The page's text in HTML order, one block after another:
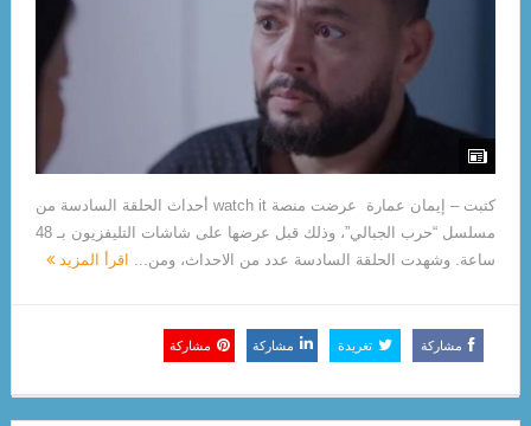
كتبت – إيمان عمارة عرضت منصة watch it أحداث الحلقة السادسة من
مسلسل “حرب الجبالي”، وذلك قبل عرضها على شاشات التليفزيون بـ 48
ساعة. وشهدت الحلقة السادسة عدد من الاحداث، ومن... اقرأ المزيد
مشاركة تغريدة مشاركة مشاركة